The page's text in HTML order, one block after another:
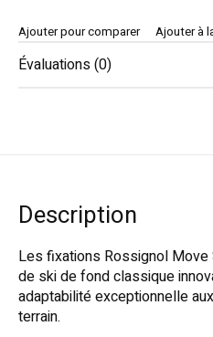
Ajouter pour comparer Ajouter à
Évaluations (0)
Description
Les fixations Rossignol
de ski de fond classique
adaptabilité exceptionnelle
terrain.